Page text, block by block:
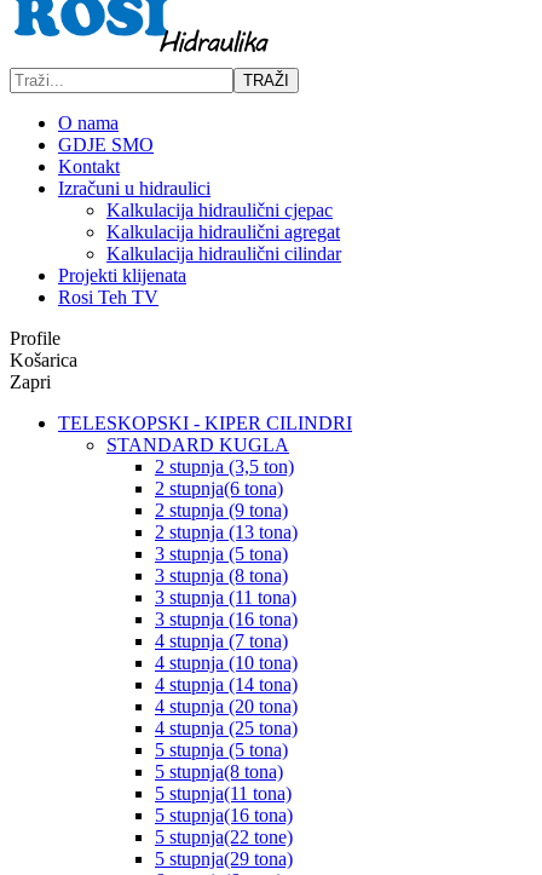
TRAŽI
O nama
GDJE SMO
Kontakt
Izračuni u hidraulici
Kalkulacija hidraulični cjepac
Kalkulacija hidraulični agregat
Kalkulacija hidraulični cilindar
Projekti klijenata
Rosi Teh TV
Profile
Košarica
Zapri
TELESKOPSKI - KIPER CILINDRI
STANDARD KUGLA
2 stupnja (3,5 ton)
2 stupnja(6 tona)
2 stupnja (9 tona)
2 stupnja (13 tona)
3 stupnja (5 tona)
3 stupnja (8 tona)
3 stupnja (11 tona)
3 stupnja (16 tona)
4 stupnja (7 tona)
4 stupnja (10 tona)
4 stupnja (14 tona)
4 stupnja (20 tona)
4 stupnja (25 tona)
5 stupnja (5 tona)
5 stupnja(8 tona)
5 stupnja(11 tona)
5 stupnja(16 tona)
5 stupnja(22 tone)
5 stupnja(29 tona)